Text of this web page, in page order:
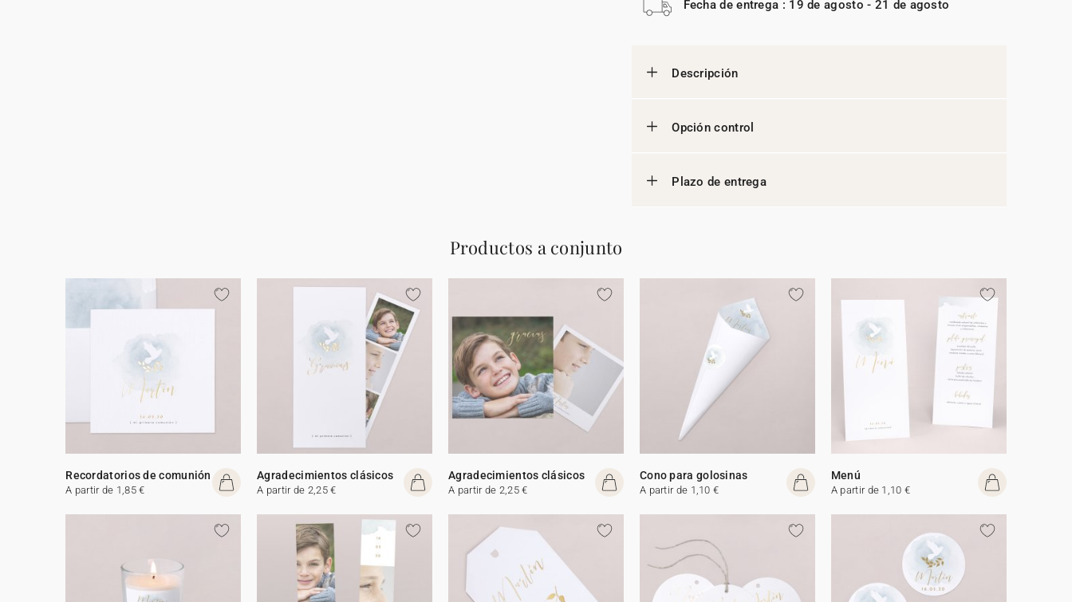
Fecha de entrega : 19 de agosto - 21 de agosto
Descripción
Opción control
Plazo de entrega
Productos a conjunto
Recordatorios de comunión
A partir de 1,85 €
Agradecimientos clásicos
A partir de 2,25 €
Agradecimientos clásicos
A partir de 2,25 €
Cono para golosinas
A partir de 1,10 €
Menú
A partir de 1,10 €